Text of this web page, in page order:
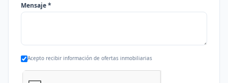
Mensaje *
Acepto recibir información de ofertas inmobiliarias